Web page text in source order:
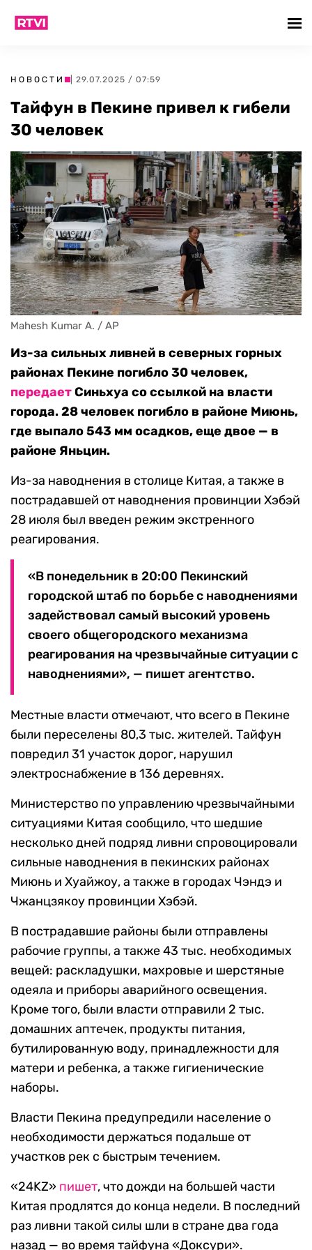
НОВОСТИ | 29.07.2025 / 07:59
Тайфун в Пекине привел к гибели
30 человек
Mahesh Kumar A. / AP
Из-за сильных ливней в северных горных
районах Пекине погибло 30 человек,
передаетСиньхуа со ссылкой на власти
города. 28 человек погибло в районе Миюнь,
где выпало 543 мм осадков, еще двое — в
районе Яньцин.
Из-за наводнения в столице Китая, а также в
пострадавшей от наводнения провинции Хэбэй
28 июля был введен режим экстренного
реагирования.
«В понедельник в 20:00 Пекинский
городской штаб по борьбе с наводнениями
задействовал самый высокий уровень
своего общегородского механизма
реагирования на чрезвычайные ситуации с
наводнениями», — пишет агентство.
Местные власти отмечают, что всего в Пекине
были переселены 80,3 тыс. жителей. Тайфун
повредил 31 участок дорог, нарушил
электроснабжение в 136 деревнях.
Министерство по управлению чрезвычайными
ситуациями Китая сообщило, что шедшие
несколько дней подряд ливни спровоцировали
сильные наводнения в пекинских районах
Миюнь и Хуайжоу, а также в городах Чэндэ и
Чжанцзякоу провинции Хэбэй.
В пострадавшие районы были отправлены
рабочие группы, а также 43 тыс. необходимых
вещей: раскладушки, махровые и шерстяные
одеяла и приборы аварийного освещения.
Кроме того, были власти отправили 2 тыс.
домашних аптечек, продукты питания,
бутилированную воду, принадлежности для
матери и ребенка, а также гигиенические
наборы.
Власти Пекина предупредили население о
необходимости держаться подальше от
участков рек с быстрым течением.
«24KZ» пишет, что дожди на большей части
Китая продлятся до конца недели. В последний
раз ливни такой силы шли в стране два года
назад — во время тайфуна «Доксури».